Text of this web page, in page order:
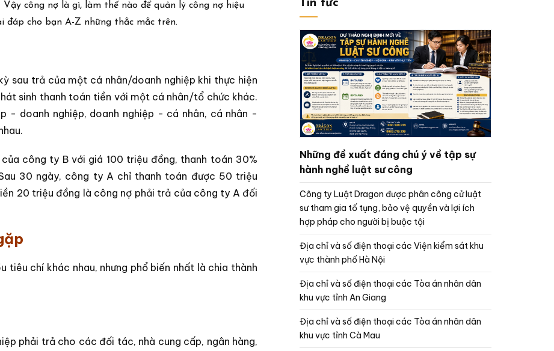
công nợ là gì, làm thế nào để quản lý công nợ hiệu
đáp cho bạn A-Z những thắc mắc trên.
sau trả của một cá nhân/doanh nghiệp khi thực hiện
sinh thanh toán tiền với một cá nhân/tổ chức khác.
- doanh nghiệp, doanh nghiệp - cá nhân, cá nhân -
công ty B với giá 100 triệu đồng, thanh toán 30%
30 ngày, công ty A chỉ thanh toán được 50 triệu
20 triệu đồng là công nợ phải trả của công ty A đối
tiêu chí khác nhau, nhưng phổ biến nhất là chia thành
phải trả cho các đối tác, nhà cung cấp, ngân hàng,
Tin tức
Những đề xuất đáng chú ý về tập sự
hành nghề luật sư công
Công ty Luật Dragon được phân công cử luật
sư tham gia tố tụng, bảo vệ quyền và lợi ích
hợp pháp cho người bị buộc tội
Địa chỉ và số điện thoại các Viện kiểm sát khu
vực thành phố Hà Nội
Địa chỉ và số điện thoại các Tòa án nhân dân
khu vực tỉnh An Giang
Địa chỉ và số điện thoại các Tòa án nhân dân
khu vực tỉnh Cà Mau